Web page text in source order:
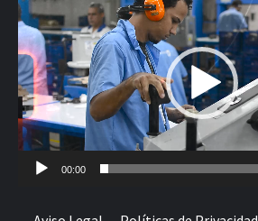
de
vídeo
00:00